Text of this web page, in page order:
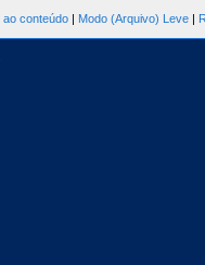
ao conteúdo | Modo (Arquivo) Leve |